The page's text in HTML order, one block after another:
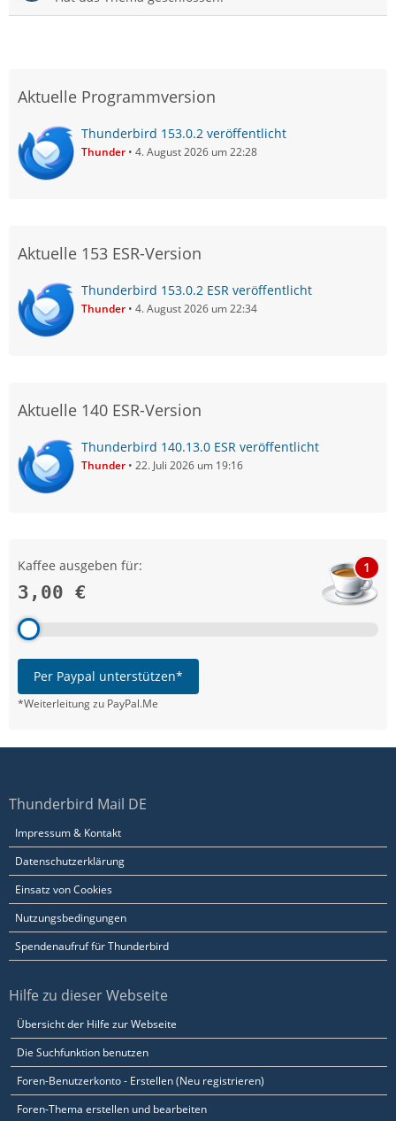
Aktuelle Programmversion
Thunderbird 153.0.2 veröffentlicht
Thunder 4. August 2026 um 22:28
Aktuelle 153 ESR-Version
Thunderbird 153.0.2 ESR veröffentlicht
Thunder 4. August 2026 um 22:34
Aktuelle 140 ESR-Version
Thunderbird 140.13.0 ESR veröffentlicht
Thunder 22. Juli 2026 um 19:16
Kaffee ausgeben für:
3,00 €
1
Per Paypal unterstützen*
*Weiterleitung zu PayPal.Me
Thunderbird Mail DE
Impressum & Kontakt
Datenschutzerklärung
Einsatz von Cookies
Nutzungsbedingungen
Spendenaufruf für Thunderbird
Hilfe zu dieser Webseite
Übersicht der Hilfe zur Webseite
Die Suchfunktion benutzen
Foren-Benutzerkonto - Erstellen (Neu registrieren)
Foren-Thema erstellen und bearbeiten